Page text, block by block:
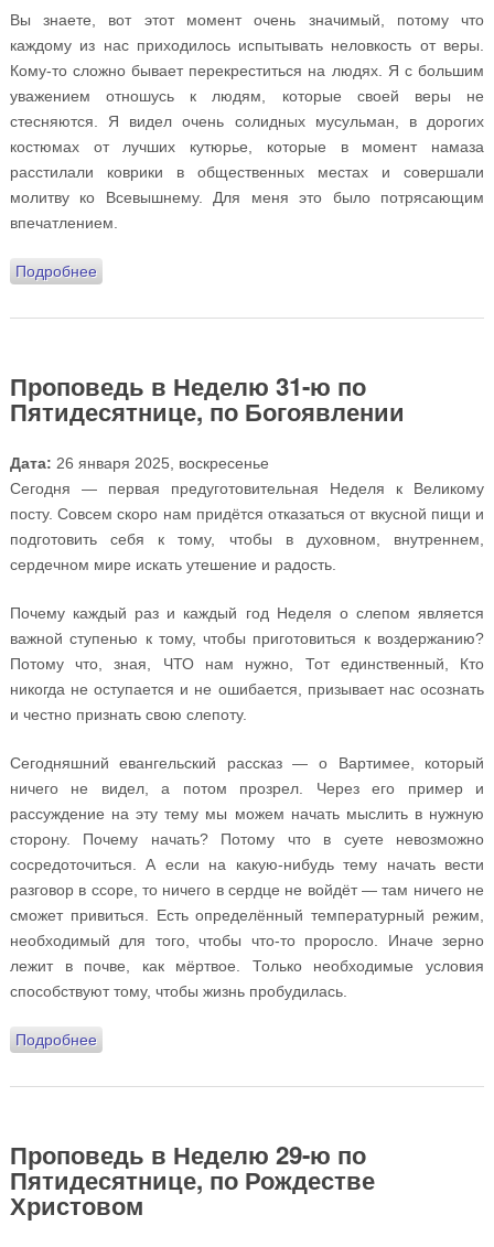
Вы знаете, вот этот момент очень значимый, потому что
каждому из нас приходилось испытывать неловкость от веры.
Кому-то сложно бывает перекреститься на людях. Я с большим
уважением отношусь к людям, которые своей веры не
стесняются. Я видел очень солидных мусульман, в дорогих
костюмах от лучших кутюрье, которые в момент намаза
расстилали коврики в общественных местах и совершали
молитву ко Всевышнему. Для меня это было потрясающим
впечатлением.
Подробнеео Проповедь в Неделю о Закхее
Проповедь в Неделю 31-ю по
Пятидесятнице, по Богоявлении
Дата: 26 января 2025, воскресенье
Сегодня — первая предуготовительная Неделя к Великому
посту. Совсем скоро нам придётся отказаться от вкусной пищи и
подготовить себя к тому, чтобы в духовном, внутреннем,
сердечном мире искать утешение и радость.
Почему каждый раз и каждый год Неделя о слепом является
важной ступенью к тому, чтобы приготовиться к воздержанию?
Потому что, зная, ЧТО нам нужно, Тот единственный, Кто
никогда не оступается и не ошибается, призывает нас осознать
и честно признать свою слепоту.
Сегодняшний евангельский рассказ — о Вартимее, который
ничего не видел, а потом прозрел. Через его пример и
рассуждение на эту тему мы можем начать мыслить в нужную
сторону. Почему начать? Потому что в суете невозможно
сосредоточиться. А если на какую-нибудь тему начать вести
разговор в ссоре, то ничего в сердце не войдёт — там ничего не
сможет привиться. Есть определённый температурный режим,
необходимый для того, чтобы что-то проросло. Иначе зерно
лежит в почве, как мёртвое. Только необходимые условия
способствуют тому, чтобы жизнь пробудилась.
Подробнеео Проповедь в Неделю 31-ю по Пятидесятнице, по
Проповедь в Неделю 29-ю по
Пятидесятнице, по Рождестве
Христовом